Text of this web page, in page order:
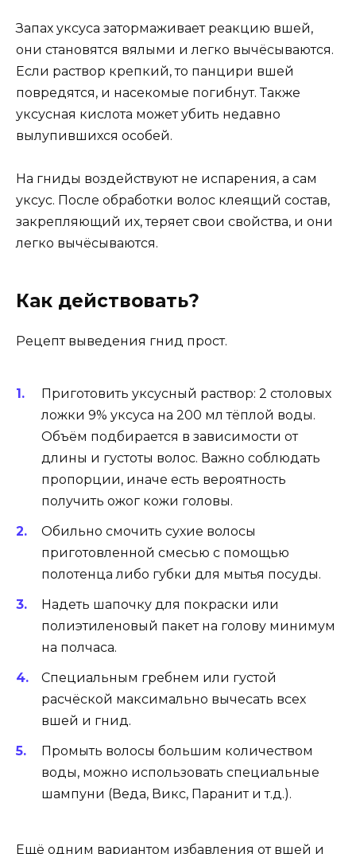
Запах уксуса затормаживает реакцию вшей,
они становятся вялыми и легко вычёсываются.
Если раствор крепкий, то панцири вшей
повредятся, и насекомые погибнут. Также
уксусная кислота может убить недавно
вылупившихся особей.
На гниды воздействуют не испарения, а сам
уксус. После обработки волос клеящий состав,
закрепляющий их, теряет свои свойства, и они
легко вычёсываются.
Как действовать?
Рецепт выведения гнид прост.
Приготовить уксусный раствор: 2 столовых
ложки 9% уксуса на 200 мл тёплой воды.
Объём подбирается в зависимости от
длины и густоты волос. Важно соблюдать
пропорции, иначе есть вероятность
получить ожог кожи головы.
Обильно смочить сухие волосы
приготовленной смесью с помощью
полотенца либо губки для мытья посуды.
Надеть шапочку для покраски или
полиэтиленовый пакет на голову минимум
на полчаса.
Специальным гребнем или густой
расчёской максимально вычесать всех
вшей и гнид.
Промыть волосы большим количеством
воды, можно использовать специальные
шампуни (Веда, Викс, Паранит и т.д.).
Ещё одним вариантом избавления от вшей и